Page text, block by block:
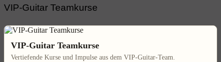
VIP-Guitar Teamkurse
VIP-Guitar Teamkurse
Vertiefende Kurse und Impulse aus dem VIP-Guitar-Team.